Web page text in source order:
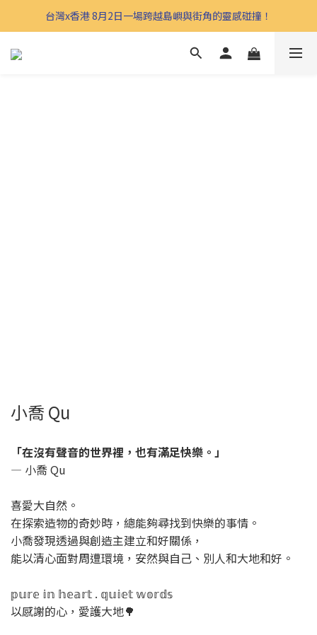
台灣x香港 8月2日一場跨越島嶼與街角的靈感碰撞！
小喬 Qu
「在沒有聲音的世界裡，也有滿足快樂。」
— 小喬 Qu
喜愛大自然。
在探索造物的奇妙時，總能夠尋找到快樂的事情。
小喬發現透過與創造主建立和好關係，
能以清心面對周遭環境，安然與自己、別人和大地和好。
𝕡𝕦𝕣𝕖 𝕚𝕟 𝕙𝕖𝕒𝕣𝕥 . 𝕢𝕦𝕚𝕖𝕥 𝕨𝕠𝕣𝕕𝕤
以感謝的心，愛護大地🌳